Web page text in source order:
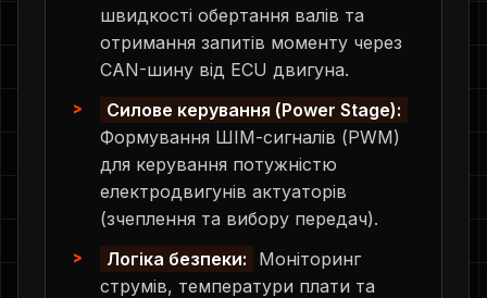
швидкості обертання валів та
отримання запитів моменту через
CAN-шину від ECU двигуна.
Силове керування (Power Stage):
Формування ШІМ-сигналів (PWM)
для керування потужністю
електродвигунів актуаторів
(зчеплення та вибору передач).
Логіка безпеки:
Моніторинг
струмів, температури плати та